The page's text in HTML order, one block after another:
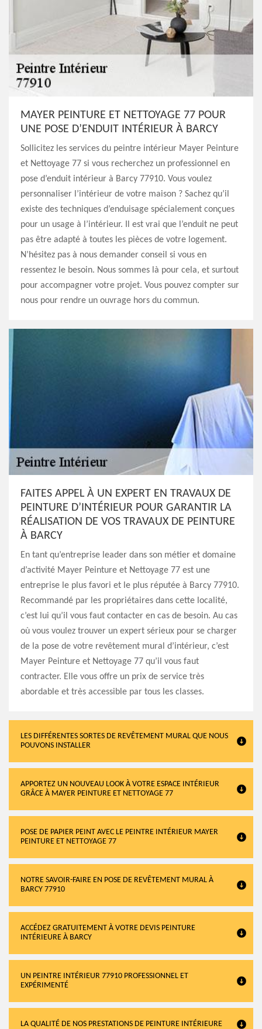
MAYER PEINTURE ET NETTOYAGE 77 POUR
UNE POSE D’ENDUIT INTÉRIEUR À BARCY
Sollicitez les services du peintre intérieur Mayer Peinture
et Nettoyage 77 si vous recherchez un professionnel en
pose d’enduit intérieur à Barcy 77910. Vous voulez
personnaliser l’intérieur de votre maison ? Sachez qu’il
existe des techniques d’enduisage spécialement conçues
pour un usage à l’intérieur. Il est vrai que l’enduit ne peut
pas être adapté à toutes les pièces de votre logement.
N’hésitez pas à nous demander conseil si vous en
ressentez le besoin. Nous sommes là pour cela, et surtout
pour accompagner votre projet. Vous pouvez compter sur
nous pour rendre un ouvrage hors du commun.
FAITES APPEL À UN EXPERT EN TRAVAUX DE
PEINTURE D’INTÉRIEUR POUR GARANTIR LA
RÉALISATION DE VOS TRAVAUX DE PEINTURE
À BARCY
En tant qu’entreprise leader dans son métier et domaine
d’activité Mayer Peinture et Nettoyage 77 est une
entreprise le plus favori et le plus réputée à Barcy 77910.
Recommandé par les propriétaires dans cette localité,
c’est lui qu’il vous faut contacter en cas de besoin. Au cas
où vous voulez trouver un expert sérieux pour se charger
de la pose de votre revêtement mural d’intérieur, c’est
Mayer Peinture et Nettoyage 77 qu’il vous faut
contracter. Elle vous offre un prix de service très
abordable et très accessible par tous les classes.
LES DIFFÉRENTES SORTES DE REVÊTEMENT MURAL QUE NOUS
POUVONS INSTALLER
APPORTEZ UN NOUVEAU LOOK À VOTRE ESPACE INTÉRIEUR
GRÂCE À MAYER PEINTURE ET NETTOYAGE 77
POSE DE PAPIER PEINT AVEC LE PEINTRE INTÉRIEUR MAYER
PEINTURE ET NETTOYAGE 77
NOTRE SAVOIR-FAIRE EN POSE DE REVÊTEMENT MURAL À
BARCY 77910
ACCÉDEZ GRATUITEMENT À VOTRE DEVIS PEINTURE
INTÉRIEURE À BARCY
UN PEINTRE INTÉRIEUR 77910 PROFESSIONNEL ET
EXPÉRIMENTÉ
LA QUALITÉ DE NOS PRESTATIONS DE PEINTURE INTÉRIEURE